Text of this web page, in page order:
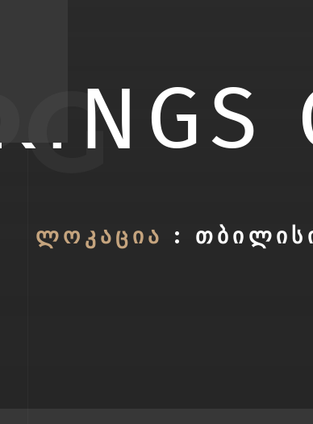
ᲚᲝᲙᲐᲪᲘᲐ :